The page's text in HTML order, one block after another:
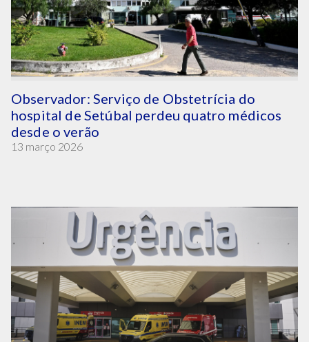
Observador: Serviço de Obstetrícia do
hospital de Setúbal perdeu quatro médicos
desde o verão
13 março 2026